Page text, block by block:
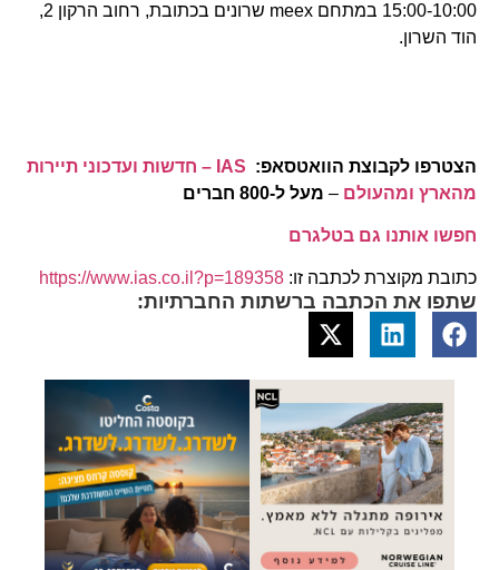
15:00-10:00 במתחם meex שרונים בכתובת, רחוב הרקון 2,
הוד השרון.
הצטרפו לקבוצת הוואטסאפ:
IAS – חדשות ועדכוני תיירות
מהארץ ומהעולם – מעל ל-800 חברים
חפשו אותנו גם בטלגרם
כתובת מקוצרת לכתבה זו: https://www.ias.co.il?p=189358
שתפו את הכתבה ברשתות החברתיות: